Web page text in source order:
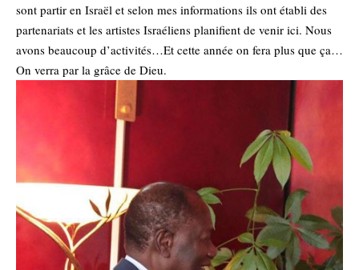
sont partir en Israël et selon mes informations ils ont établi des
partenariats et les artistes Israéliens planifient de venir ici. Nous
avons beaucoup d’activités…Et cette année on fera plus que ça…
On verra par la grâce de Dieu.